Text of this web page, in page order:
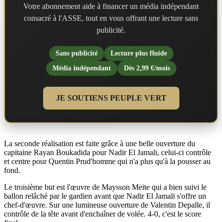
Votre abonnement aide à financer un média indépendant
consacré à l'ASSE, tout en vous offrant une lecture sans
publicité.
Sans publicité
Lecture plus fluide
Média indépendant
Dès 2,99 €/mois
JE SOUTIENS PEUPLE VERT
La seconde réalisation est faite grâce à une belle ouverture du
capitaine Rayan Boukadida pour Nadir El Jamali, celui-ci contrôle
et centre pour Quentin Prud'homme qui n'a plus qu'à la pousser au
fond.
Le troisième but est l'œuvre de Maysson Meite qui a bien suivi le
ballon relâché par le gardien avant que Nadir El Jamali s'offre un
chef-d'œuvre. Sur une lumineuse ouverture de Valentin Depalle, il
contrôle de la tête avant d'enchaîner de volée. 4-0, c'est le score